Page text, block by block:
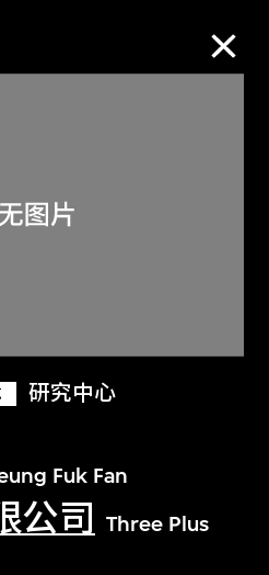
研究中心
Fuk Fan
公司
Three Plus
及二十一世纪视觉